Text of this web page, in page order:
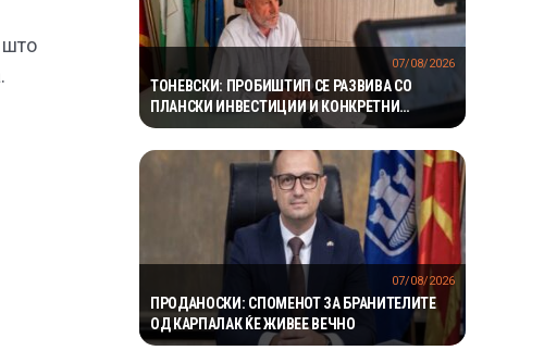
што
ТОНЕВСКИ: ПРОБИШТИП СЕ РАЗВИВА СО
ПЛАНСКИ ИНВЕСТИЦИИ И КОНКРЕТНИ
ПРОЕКТИ
07/08/2026
ПРОДАНОСКИ: СПОМЕНОТ ЗА БРАНИТЕЛИТЕ
ОД КАРПАЛАК ЌЕ ЖИВЕЕ ВЕЧНО
07/08/2026